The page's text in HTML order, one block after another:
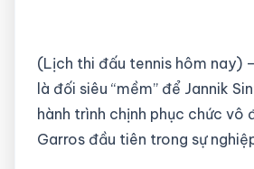
(Lịch thi đấu tennis hôm nay)
là đối siêu “mềm” để Jannik
hành trình chịnh phục chức vô
Garros đầu tiên trong sự